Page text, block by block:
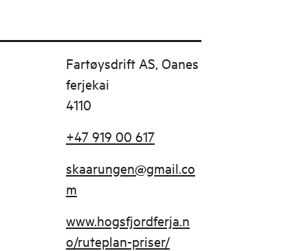
Fartøysdrift AS, Oanes
ferjekai
4110
+47 919 00 617
skaarungen@gmail.co
m
www.hogsfjordferja.n
o/ruteplan-priser/